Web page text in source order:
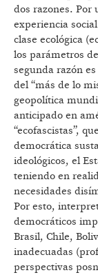
dos razones. Por
experiencia
clase ecológica
los parámetros
segunda razón
del “más de lo
geopolítica
anticipado en
“ecofascistas”,
democrática
ideológicos, el
teniendo en
necesidades
Por esto,
democráticos
Brasil, Chile,
inadecuadas
perspectivas